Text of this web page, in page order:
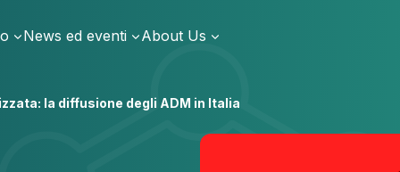
News ed eventi About Us
la diffusione degli ADM in Italia